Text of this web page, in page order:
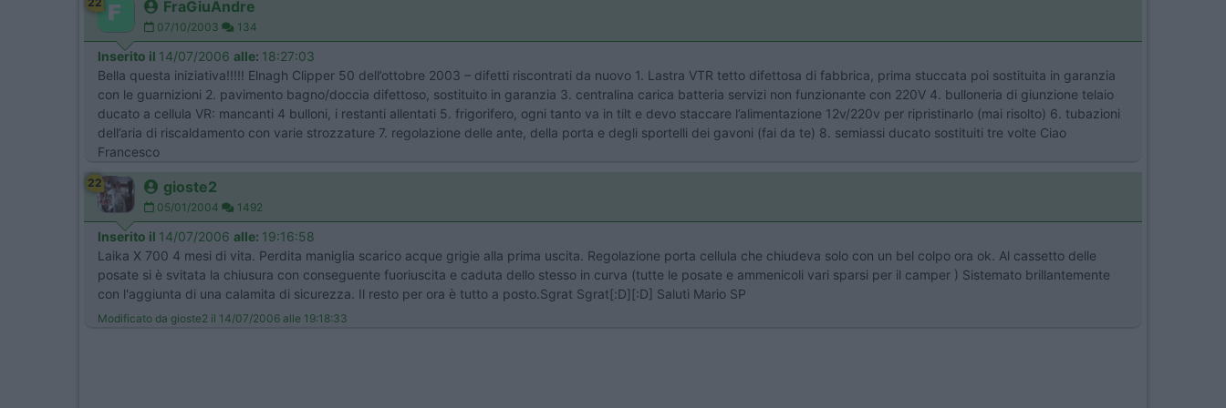
FraGiuAndre
07/10/2003 134
Inserito il 14/07/2006 alle: 18:27:03
Bella questa iniziativa!!!!! Elnagh Clipper 50 dell’ottobre 2003 – difetti riscontrati da nuovo 1. Lastra VTR tetto difettosa di fabbrica, prima stuccata poi sostituita in garanzia
con le guarnizioni 2. pavimento bagno/doccia difettoso, sostituito in garanzia 3. centralina carica batteria servizi non funzionante con 220V 4. bulloneria di giunzione telaio
ducato a cellula VR: mancanti 4 bulloni, i restanti allentati 5. frigorifero, ogni tanto va in tilt e devo staccare l’alimentazione 12v/220v per ripristinarlo (mai risolto) 6. tubazioni
dell’aria di riscaldamento con varie strozzature 7. regolazione delle ante, della porta e degli sportelli dei gavoni (fai da te) 8. semiassi ducato sostituiti tre volte Ciao
Francesco
22 gioste2
05/01/2004 1492
Inserito il 14/07/2006 alle: 19:16:58
Laika X 700 4 mesi di vita. Perdita maniglia scarico acque grigie alla prima uscita. Regolazione porta cellula che chiudeva solo con un bel colpo ora ok. Al cassetto delle
posate si è svitata la chiusura con conseguente fuoriuscita e caduta dello stesso in curva (tutte le posate e ammenicoli vari sparsi per il camper ) Sistemato brillantemente
con l'aggiunta di una calamita di sicurezza. Il resto per ora è tutto a posto.Sgrat Sgrat[:D][:D] Saluti Mario SP
Modificato da gioste2 il 14/07/2006 alle 19:18:33